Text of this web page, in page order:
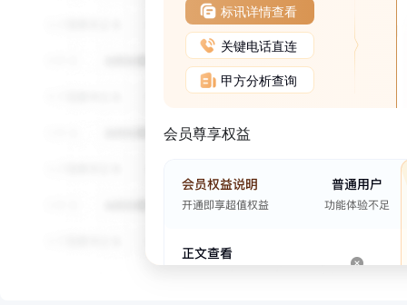
标讯详情查看
关键电话直连
甲方分析查询
会员尊享权益